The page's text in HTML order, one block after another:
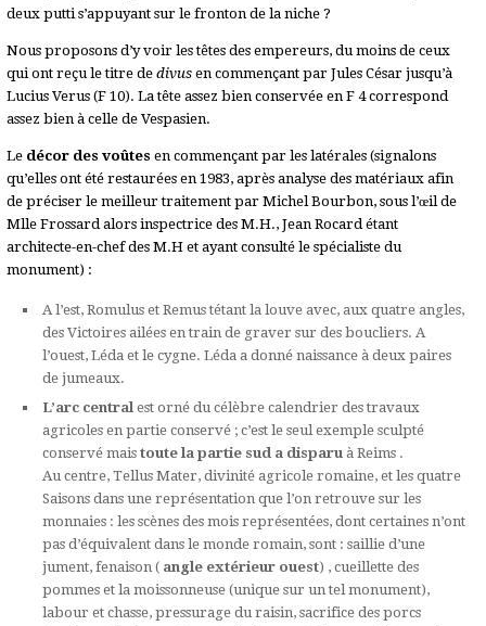
deux putti s’appuyant sur le fronton de la niche ?
Nous proposons d’y voir les têtes des empereurs, du moins de ceux
qui ont reçu le titre dedivus en commençant par Jules César jusqu’à
Lucius Verus (F 10). La tête assez bien conservée en F 4 correspond
assez bien à celle de Vespasien.
Le décor des voûtes en commençant par les latérales (signalons
qu’elles ont été restaurées en 1983, après analyse des matériaux afin
de préciser le meilleur traitement par Michel Bourbon, sous l’œil de
Mlle Frossard alors inspectrice des M.H., Jean Rocard étant
architecte-en-chef des M.H et ayant consulté le spécialiste du
monument) :
A l’est, Romulus et Remus tétant la louve avec, aux quatre angles,
des Victoires ailées en train de graver sur des boucliers. A
l’ouest, Léda et le cygne. Léda a donné naissance à deux paires
de jumeaux.
L’arc central est orné du célèbre calendrier des travaux
agricoles en partie conservé ; c’est le seul exemple sculpté
conservé mais toute la partie sud a disparu à Reims .
Au centre, Tellus Mater, divinité agricole romaine, et les quatre
Saisons dans une représentation que l’on retrouve sur les
monnaies : les scènes des mois représentées, dont certaines n’ont
pas d’équivalent dans le monde romain, sont : saillie d’une
jument, fenaison ( angle extérieur ouest) , cueillette des
pommes et la moissonneuse (unique sur un tel monument),
labour et chasse, pressurage du raisin, sacrifice des porcs